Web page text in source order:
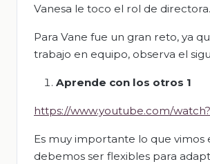
Vanesa le toco el rol de directora.
Para Vane fue un gran reto, ya
trabajo en equipo, observa el
Aprende con los otros 1
https://www.youtube.com/
Es muy importante lo que vimos
debemos ser flexibles para